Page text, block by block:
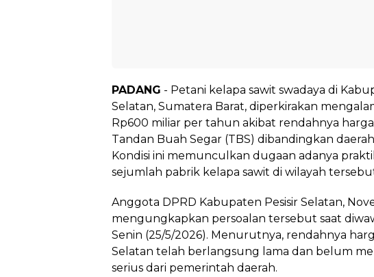
PADANG - Petani kelapa sawit swadaya di
Selatan, Sumatera Barat, diperkirakan
Rp600 miliar per tahun akibat rendahnya
Tandan Buah Segar (TBS) dibandingkan
Kondisi ini memunculkan dugaan adanya
sejumlah pabrik kelapa sawit di wilayah
Anggota DPRD Kabupaten Pesisir Selatan,
mengungkapkan persoalan tersebut saat
Senin (25/5/2026). Menurutnya, rendahnya
Selatan telah berlangsung lama dan belum
serius dari pemerintah daerah.